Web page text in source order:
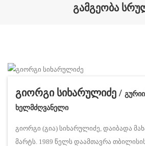
ᲒᲐᲛᲒᲔᲝᲑᲐ
გიორგი სიხარულიძე /
ხელმძღვანელი
გიორგი (გია) სიხარულიძე, დაიბადა
მარტს. 1989 წელს დაამთავრა